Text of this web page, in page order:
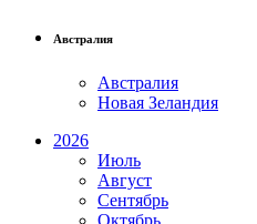
Австралия
Австралия
Новая Зеландия
2026
Июль
Август
Сентябрь
Октябрь